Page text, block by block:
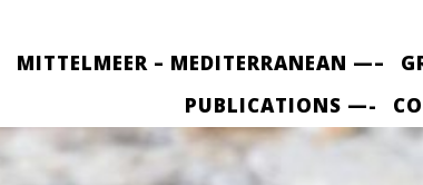
MITTELMEER – MEDITERRANEAN —–
PUBLICATIONS —-